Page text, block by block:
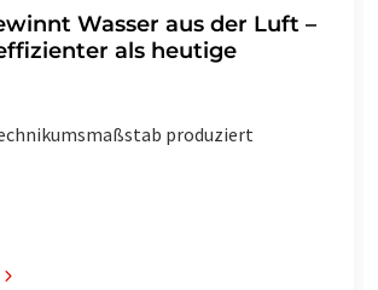
Wasser aus der Luft –
als heutige
produziert